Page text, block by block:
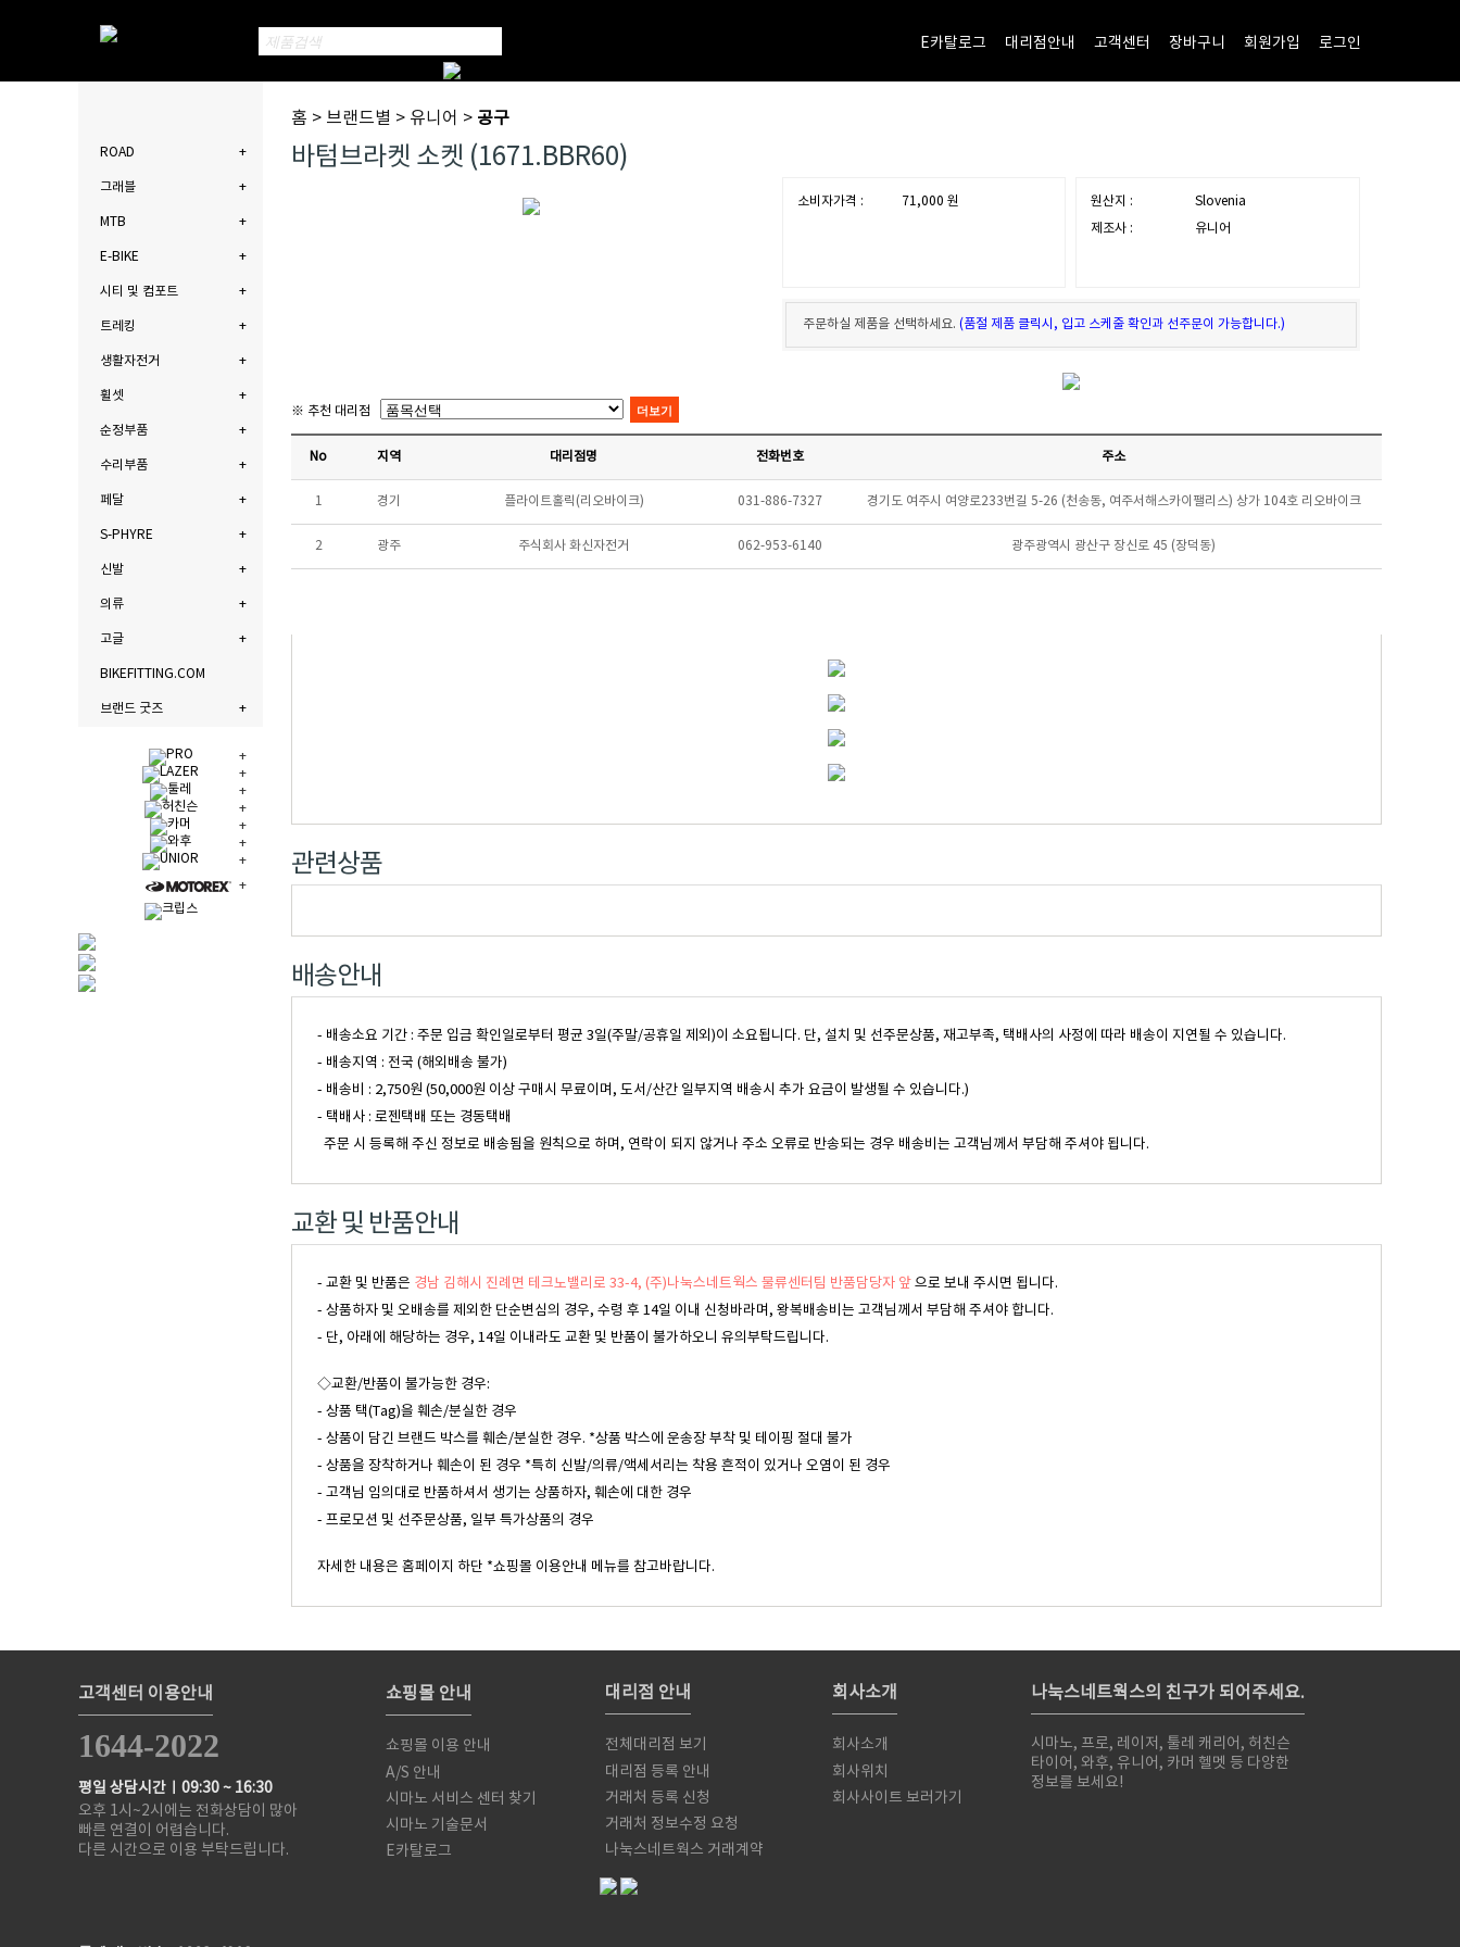
E카탈로그 대리점안내 고객센터 장바구니 회원가입 로그인
ROAD
그래블
MTB
E-BIKE
시티 및 컴포트
트레킹
생활자전거
휠셋
순정부품
수리부품
페달
S-PHYRE
신발
의류
고글
BIKEFITTING.COM
브랜드 굿즈
홈 > 브랜드별 > 유니어 > 공구
바텀브라켓 소켓 (1671.BBR60)
소비자가격 : 71,000 원 원산지 :
Slovenia
제조사 :
유니어
주문하실 제품을 선택하세요. (품절 제품 클릭시, 입고 스케줄 확인과 선주문이 가능합니다.)
※ 추천 대리점
No 지역 대리점명 전화번호 주소
1 경기 플라이트홀릭(리오바이크) 031-886-7327 경기도 여주시 여양로233번길 5-26 (천송동, 여주서해스카이팰리스) 상가 104호 리오바이크
2 광주 주식회사 화신자전거 062-953-6140 광주광역시 광산구 장신로 45 (장덕동)
관련상품
배송안내
- 배송소요 기간 : 주문 입금 확인일로부터 평균 3일(주말/공휴일 제외)이 소요됩니다. 단, 설치 및 선주문상품, 재고부족, 택배사의 사정에 따라 배송이 지연될 수 있습니다.
- 배송지역 : 전국 (해외배송 불가)
- 배송비 : 2,750원 (50,000원 이상 구매시 무료이며, 도서/산간 일부지역 배송시 추가 요금이 발생될 수 있습니다.)
- 택배사 : 로젠택배 또는 경동택배
주문 시 등록해 주신 정보로 배송됨을 원칙으로 하며, 연락이 되지 않거나 주소 오류로 반송되는 경우 배송비는 고객님께서 부담해 주셔야 됩니다.
교환 및 반품안내
- 교환 및 반품은 경남 김해시 진례면 테크노밸리로 33-4, (주)나눅스네트웍스 물류센터팀 반품담당자 앞 으로 보내 주시면 됩니다.
- 상품하자 및 오배송를 제외한 단순변심의 경우, 수령 후 14일 이내 신청바라며, 왕복배송비는 고객님께서 부담해 주셔야 합니다.
- 단, 아래에 해당하는 경우, 14일 이내라도 교환 및 반품이 불가하오니 유의부탁드립니다.
◇교환/반품이 불가능한 경우:
- 상품 택(Tag)을 훼손/분실한 경우
- 상품이 담긴 브랜드 박스를 훼손/분실한 경우. *상품 박스에 운송장 부착 및 테이핑 절대 불가
- 상품을 장착하거나 훼손이 된 경우 *특히 신발/의류/액세서리는 착용 흔적이 있거나 오염이 된 경우
- 고객님 임의대로 반품하셔서 생기는 상품하자, 훼손에 대한 경우
- 프로모션 및 선주문상품, 일부 특가상품의 경우
자세한 내용은 홈페이지 하단 *쇼핑몰 이용안내 메뉴를 참고바랍니다.
고객센터 이용안내
1644-2022
평일 상담시간ㅣ09:30 ~ 16:30
오후 1시~2시에는 전화상담이 많아
빠른 연결이 어렵습니다.
다른 시간으로 이용 부탁드립니다.
쇼핑몰 안내
쇼핑몰 이용 안내
A/S 안내
시마노 서비스 센터 찾기
시마노 기술문서
E카탈로그
대리점 안내
전체대리점 보기
대리점 등록 안내
거래처 등록 신청
거래처 정보수정 요청
나눅스네트웍스 거래계약
회사소개
회사소개
회사위치
회사사이트 보러가기
나눅스네트웍스의 친구가 되어주세요.
시마노, 프로, 레이저, 툴레 캐리어, 허친슨
타이어, 와후, 유니어, 카머 헬멧 등 다양한
정보를 보세요!